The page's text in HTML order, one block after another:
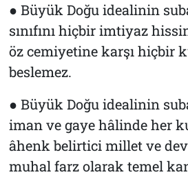
● Büyük Doğu idealinin
sınıfını hiçbir imtiyaz
öz cemiyetine karşı hiçbir
beslemez.
● Büyük Doğu idealinin
iman ve gaye hâlinde her
âhenk belirtici millet ve
muhal farz olarak temel